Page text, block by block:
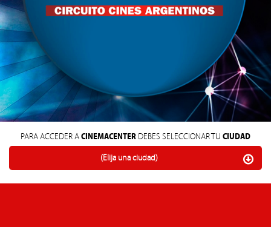
PARA ACCEDER ACINEMACENTER DEBES SELECCIONAR TU CIUDAD
(Elija una ciudad)